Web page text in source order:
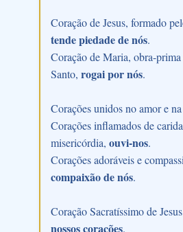
Coração de Jesus, formado
tende piedade de nós.
Coração de Maria, obra-
Santo, rogai por nós.
Corações unidos no amor e
Corações inflamados de
misericórdia, ouvi-nos.
Corações adoráveis e
compaixão de nós.
Coração Sacratíssimo de
nossos corações.